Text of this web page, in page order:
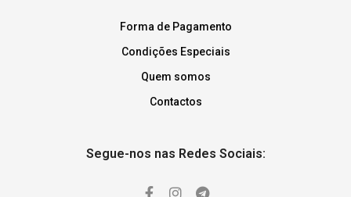
Forma de Pagamento
Condições Especiais
Quem somos
Contactos
Segue-nos nas Redes Sociais: